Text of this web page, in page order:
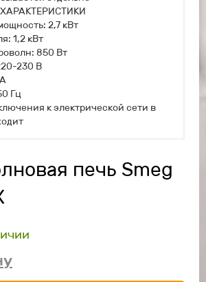
2,7 кВт
1,2 кВт
850 Вт
230 В
Гц
к электрической сети в
печь Smeg